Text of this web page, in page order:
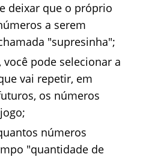
deixar que o próprio
a serem
"supresinha";
pode selecionar a
vai repetir, em
os números
números
"quantidade de